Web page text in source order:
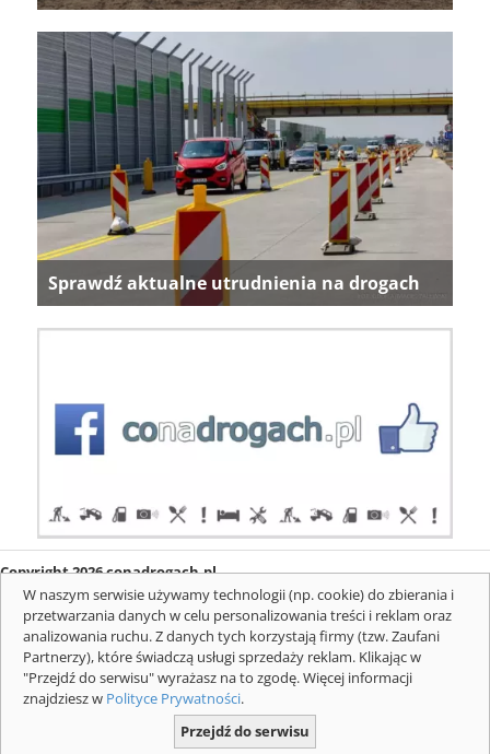
Sprawdź aktualne utrudnienia na drogach
Copyright 2026 conadrogach.pl
O firmie
Redakcja Regulamin
Informacje o cookies
Mapa serwisu
Komunikaty
W naszym serwisie używamy technologii (np. cookie) do zbierania i
przetwarzania danych w celu personalizowania treści i reklam oraz
analizowania ruchu. Z danych tych korzystają firmy (tzw. Zaufani
Partnerzy), które świadczą usługi sprzedaży reklam. Klikając w
"Przejdź do serwisu" wyrażasz na to zgodę. Więcej informacji
znajdziesz w Polityce Prywatności.
Przejdź do serwisu